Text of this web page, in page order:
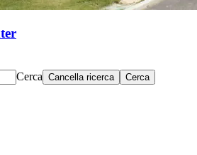
Cerca Cancella ricerca Cerca